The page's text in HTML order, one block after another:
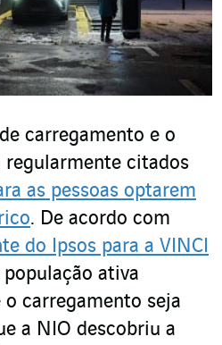
carregamento e o
regularmente citados
as pessoas optarem
. De acordo com
do Ipsos para a VINCI
população ativa
o carregamento seja
a NIO descobriu a